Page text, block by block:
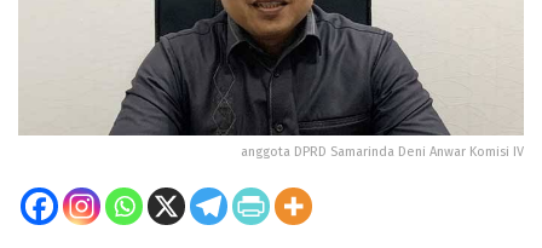
anggota DPRD Samarinda Deni Anwar Komisi IV